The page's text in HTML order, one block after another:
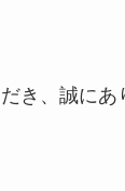
き、誠にあ